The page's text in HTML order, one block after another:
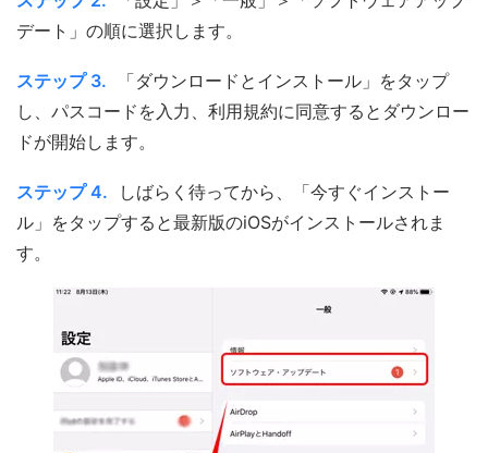
デート」の順に選択します。
ステップ 3.
「ダウンロードとインストール」をタップ
し、パスコードを入力、利用規約に同意するとダウンロー
ドが開始します。
ステップ 4.
しばらく待ってから、「今すぐインストー
ル」をタップすると最新版のiOSがインストールされま
す。